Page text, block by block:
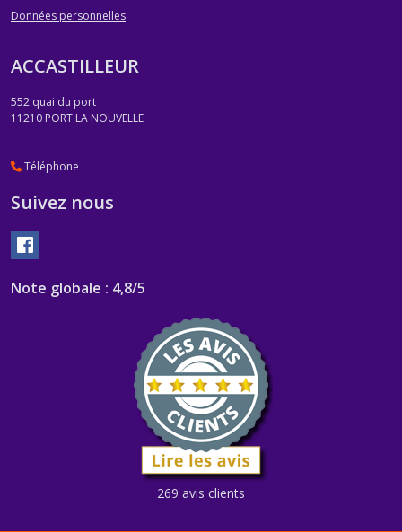
Données personnelles
ACCASTILLEUR
552 quai du port
11210 PORT LA NOUVELLE
Téléphone
Suivez nous
Note globale : 4,8/5
269 avis clients